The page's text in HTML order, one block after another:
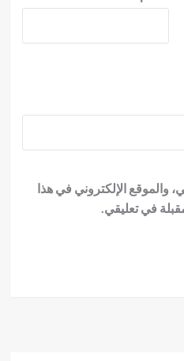
والموقع الإلكتروني في هذا
في تعليقي.